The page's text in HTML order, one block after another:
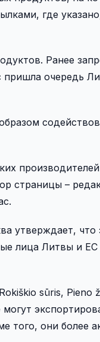
где
Ранее
пришла очередь
страницы –
утверждает, что
лица Литвы и
sūris, Pieno
того, они более